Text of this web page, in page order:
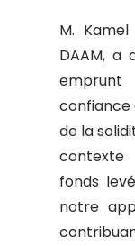
M.
DAAM, a
confiance
de la
contexte
fonds
notre